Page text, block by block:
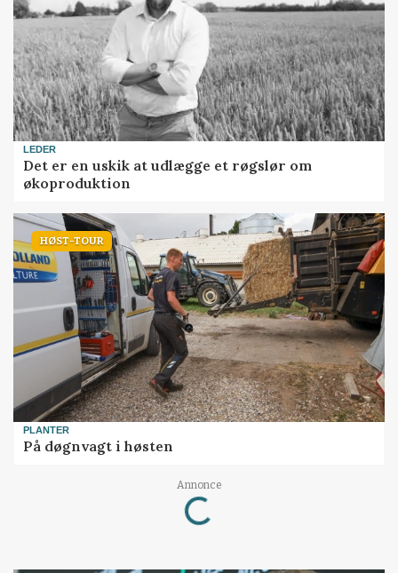
LEDER
Det er en uskik at udlægge et røgslør om
økoproduktion
HØST-TOUR
PLANTER
På døgnvagt i høsten
Annonce
Loading...